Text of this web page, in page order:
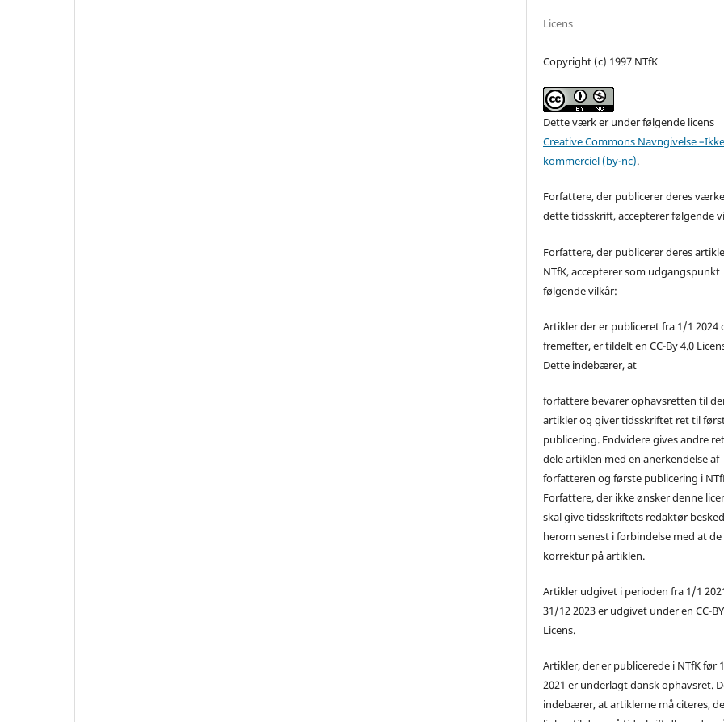
Licens
Copyright (c) 1997 NTfK
Dette værk er under følgende licens
Creative Commons Navngivelse
kommerciel (by-nc).
Forfattere, der publicerer deres
dette tidsskrift, accepterer følgende
Forfattere, der publicerer deres
NTfK, accepterer som udgangspunkt
følgende vilkår:
Artikler der er publiceret fra 1/1 2024
fremefter, er tildelt en CC-By 4.0
Dette indebærer, at
forfattere bevarer ophavsretten til
artikler og giver tidsskriftet ret til
publicering. Endvidere gives andre
dele artiklen med en anerkendelse af
forfatteren og første publicering i
Forfattere, der ikke ønsker denne
skal give tidsskriftets redaktør besked
herom senest i forbindelse med at
korrektur på artiklen.
Artikler udgivet i perioden fra 1/1
31/12 2023 er udgivet under en CC-
Licens.
Artikler, der er publicerede i NTfK før
2021 er underlagt dansk ophavsret.
indebærer, at artiklerne må citeres,